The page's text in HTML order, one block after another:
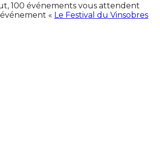
100 événements vous attendent
« Le Festival du Vinsobres